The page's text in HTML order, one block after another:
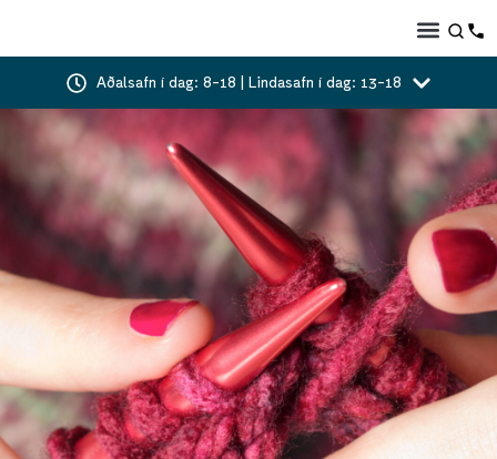
Aðalsafn í dag: 8-18 | Lindasafn í dag: 13-18